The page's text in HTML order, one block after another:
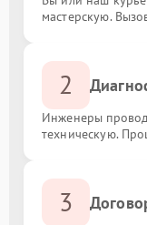
мастерскую.
2
Инженеры
техническую.
3